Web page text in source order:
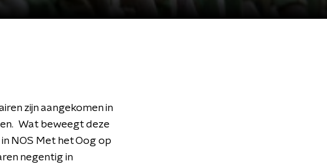
zijn aangekomen in
Wat beweegt deze
NOS Met het Oog op
negentig in